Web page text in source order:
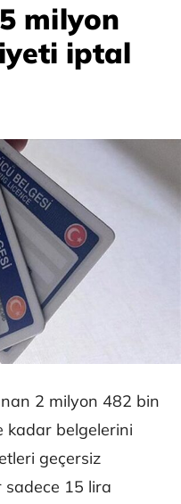
milyon
iptal
2 milyon 482 bin
kadar belgelerini
geçersiz
sadece 15 lira